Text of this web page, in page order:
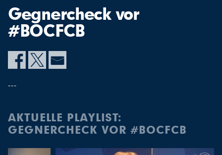
Gegnercheck vor
#BOCFCB
---
AKTUELLE PLAYLIST:
GEGNERCHECK VOR #BOCFCB